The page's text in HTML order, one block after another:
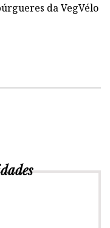
da VegVélo